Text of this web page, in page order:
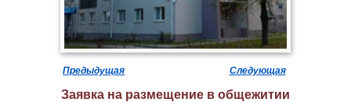
Предыдущая Следующая
Заявка на размещение в общежитии